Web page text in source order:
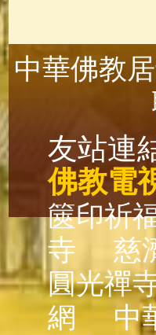
中華佛教
友站連
佛教電
篋印祈
寺
慈
圓光禪
網
中